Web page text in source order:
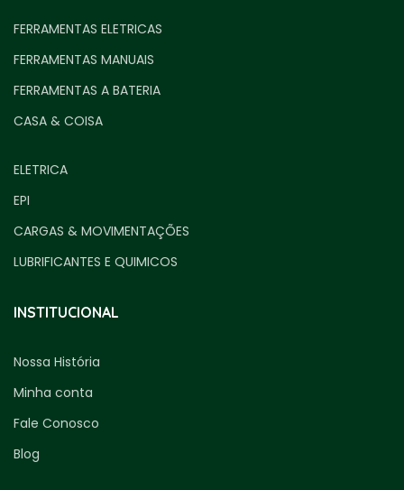
FERRAMENTAS ELETRICAS
FERRAMENTAS MANUAIS
FERRAMENTAS A BATERIA
CASA & COISA
ELETRICA
EPI
CARGAS & MOVIMENTAÇÕES
LUBRIFICANTES E QUIMICOS
INSTITUCIONAL
Nossa História
Minha conta
Fale Conosco
Blog